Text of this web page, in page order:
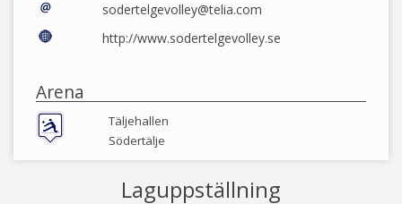
sodertelgevolley@telia.com
http://www.sodertelgevolley.se
Arena
Täljehallen
Södertälje
Laguppställning